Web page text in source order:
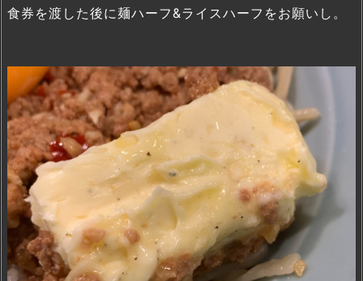
食券を渡した後に麺ハーフ&ライスハーフをお願いし。